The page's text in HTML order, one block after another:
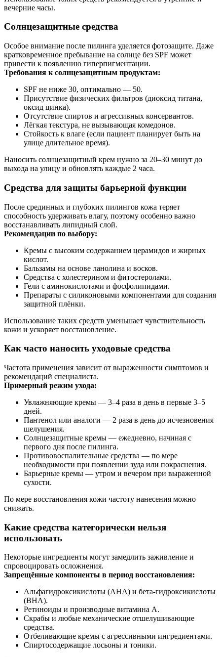
вечерние часы.
Солнцезащитные средства
Особое внимание после пилинга уделяется фотозащите. Даже
кратковременное пребывание на солнце без SPF может
привести к появлению гиперпигментации.
Требования к солнцезащитным продуктам:
SPF не ниже 30, оптимально — 50.
Присутствие физических фильтров (диоксид титана,
оксид цинка).
Отсутствие спиртов и агрессивных консервантов.
Лёгкая текстура, не вызывающая комедонов.
Стойкость к влаге (если пациент планирует быть на
улице длительное время).
Наносить солнцезащитный крем нужно за 20–30 минут до
выхода на улицу и обновлять каждые 2 часа.
Средства для защиты барьерной функции
После срединных и глубоких пилингов кожа теряет
способность удерживать влагу, поэтому особенно важно
восстанавливать липидный слой.
Рекомендации по выбору:
Кремы с высоким содержанием церамидов и жирных
кислот.
Бальзамы на основе ланолина и восков.
Средства с холестерином и фитостеролами.
Гели с аминокислотами и фосфолипидами.
Препараты с силиконовыми компонентами для создания
защитной плёнки.
Использование таких средств уменьшает чувствительность
кожи и ускоряет восстановление.
Как часто наносить уходовые средства
Частота применения зависит от выраженности симптомов и
рекомендаций специалиста.
Примерный режим ухода:
Увлажняющие кремы — 3–4 раза в день в первые 3–5
дней.
Пантенол или аналоги — 2 раза в день до исчезновения
шелушения.
Солнцезащитные кремы — ежедневно, начиная с
первого дня после пилинга.
Противовоспалительные средства — по мере
необходимости при появлении зуда или покраснения.
Барьерные кремы — утром и вечером при выраженной
сухости.
По мере восстановления кожи частоту нанесения можно
снижать.
Какие средства категорически нельзя
использовать
Некоторые ингредиенты могут замедлить заживление и
спровоцировать осложнения.
Запрещённые компоненты в период восстановления:
Альфагидроксикислоты (AHA) и бета-гидроксикислоты
(BHA).
Ретиноиды и производные витамина А.
Скрабы и любые механические отшелушивающие
средства.
Отбеливающие кремы с агрессивными ингредиентами.
Спиртосодержащие лосьоны и тоники.